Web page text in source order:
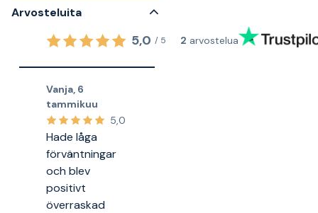
Arvosteluita
5,0 / 5 2 arvostelua
Vanja, 6
tammikuu
5,0
Hade låga
förväntningar
och blev
positivt
överraskad